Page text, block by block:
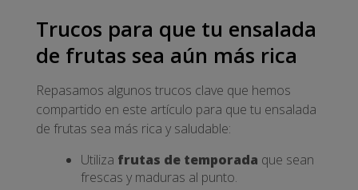
Trucos para que tu ensalada
de frutas sea aún más rica
Repasamos algunos trucos clave que hemos
compartido en este artículo para que tu ensalada
de frutas sea más rica y saludable:
Utiliza frutas de temporada que sean
frescas y maduras al punto.